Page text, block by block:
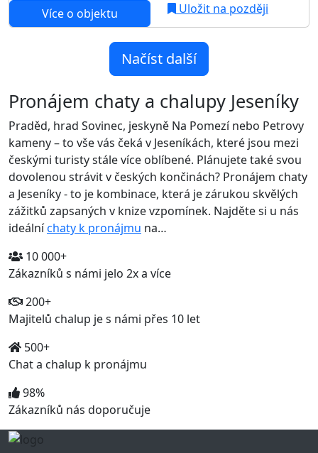
Více o objektu Uložit na později
Načíst další
Pronájem chaty a chalupy Jeseníky
Praděd, hrad Sovinec, jeskyně Na Pomezí nebo Petrovy
kameny – to vše vás čeká v Jeseníkách, které jsou mezi
českými turisty stále více oblíbené. Plánujete také svou
dovolenou strávit v českých končinách? Pronájem chaty
a Jeseníky - to je kombinace, která je zárukou skvělých
zážitků zapsaných v knize vzpomínek. Najděte si u nás
ideálníchaty k pronájmu na…
10 000+
Zákazníků s námi jelo 2x a více
200+
Majitelů chalup je s námi přes 10 let
500+
Chat a chalup k pronájmu
98%
Zákazníků nás doporučuje